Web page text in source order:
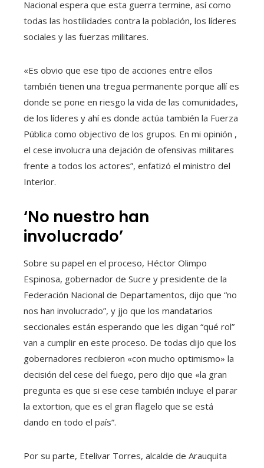
Nacional espera que esta guerra termine, así como
todas las hostilidades contra la población, los líderes
sociales y las fuerzas militares.
«Es obvio que ese tipo de acciones entre ellos
también tienen una tregua permanente porque allí es
donde se pone en riesgo la vida de las comunidades,
de los líderes y ahí es donde actúa también la Fuerza
Pública como objectivo de los grupos. En mi opinión ,
el cese involucra una dejación de ofensivas militares
frente a todos los actores”, enfatizó el ministro del
Interior.
‘No nuestro han
involucrado’
Sobre su papel en el proceso, Héctor Olimpo
Espinosa, gobernador de Sucre y presidente de la
Federación Nacional de Departamentos, dijo que “no
nos han involucrado”, y jjo que los mandatarios
seccionales están esperando que les digan “qué rol”
van a cumplir en este proceso. De todas dijo que los
gobernadores recibieron «con mucho optimismo» la
decisión del cese del fuego, pero dijo que «la gran
pregunta es que si ese cese también incluye el parar
la extortion, que es el gran flagelo que se está
dando en todo el país”.
Por su parte, Etelivar Torres, alcalde de Arauquita